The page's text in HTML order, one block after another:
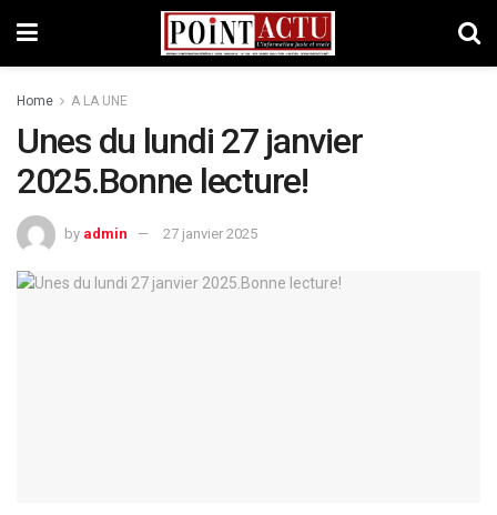
Home A LA UNE
Unes du lundi 27 janvier
2025.Bonne lecture!
by admin 27 janvier 2025